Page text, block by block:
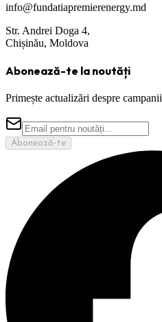
info@fundatiapremierenergy.md
Str. Andrei Doga 4,
Chișinău, Moldova
Abonează-te la noutăți
Primește actualizări despre
Abonează-te